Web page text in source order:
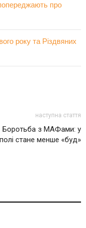
про
року та Різдвяних
наступна стаття
Боротьба з МАФами: у
стане менше «буд»